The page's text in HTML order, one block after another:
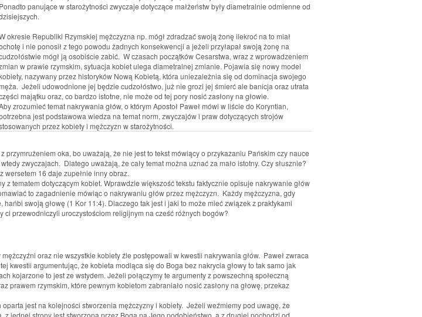
Ponadto panujące w starożytności zwyczaje dotyczące małżeństw były diametralnie odmienne od
okresie Republiki Rzymskiej mężczyzna np. mógł zdradzać swoją żonę ilekroć na to miał
i nie ponosił z tego powodu żadnych konsekwencji a jeżeli przyłapał swoją żonę na
mógł ją osobiście zabić. W czasach początków Cesarstwa, wraz z wprowadzeniem
w prawie rzymskim, sytuacja kobiet ulega diametralnej zmianie. Pojawia się nowy model
nazywany przez historyków Nową Kobietą, która uniezależnia się od dominacja swojego
Jeżeli udowodnione jej będzie cudzołóstwo, już nie grozi jej śmierć ale banicja oraz utrata
majątku oraz, co bardzo istotne, nie może od tej pory nosić zasłony na głowie.
zrozumieć temat nakrywania głów, o którym Apostoł Paweł mówi w liście do Koryntian,
jest podstawowa wiedza na temat norm, zwyczajów i praw dotyczących strojów
przez kobiety i mężczyzn w starożytności.
przymrużeniem oka, bo uważają, że nie jest to tekst mówiący o przykazaniu Pańskim czy nauce
zwyczajach. Dlatego uważają, że cały temat można uznać za mało istotny. Czy słusznie?
wersetem 16 daje zupełnie inny obraz.
z tematem dotyczącym kobiet. Wprawdzie większość tekstu faktycznie opisuje nakrywanie głów
to zagadnienie mówiąc o nakrywaniu głów przez mężczyzn. Każdy mężczyzna, gdy
swoją głowę (1 Kor 11:4). Dlaczego tak jest i jaki to może mieć związek z praktykami
ci przewodniczyli uroczystościom religijnym na cześć różnych bogów?
oraz nie wszystkie kobiety źle postępowali w kwestii nakrywania głów. Paweł zwraca
kwestii argumentując, że kobieta modląca się do Boga bez nakrycia głowy to tak samo jak
kojarzone to jest ze wstydem. Jeżeli połączymy te argumenty z powszechną społeczną
prawem rzymskim, które pewnym kobietom zabraniało nosić zasłony na głowę, przekaz
jest na kolejności stworzenia mężczyzny i kobiety. Jeżeli weźmiemy pod uwagę, że
z jednej strony jest stworzona przez Boga na Jego podobieństwo, a z drugiej pochodzi od